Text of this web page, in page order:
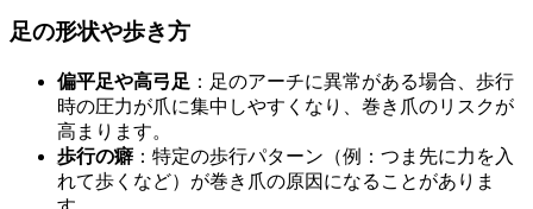
足の形状や歩き方
偏平足や高弓足 ：足のアーチに異常がある場合、歩行
時の圧力が爪に集中しやすくなり、巻き爪のリスクが
高まります。
歩行の癖 ：特定の歩行パターン（例：つま先に力を入
れて歩くなど）が巻き爪の原因になることがありま